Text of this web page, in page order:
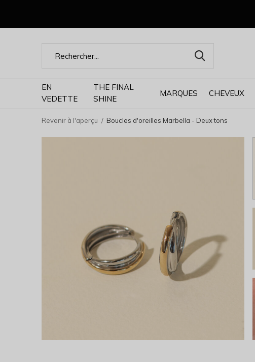
EN
VEDETTE
THE FINAL
SHINE
MARQUES CHEVEUX
Revenir à l'aperçu Boucles d'oreilles Marbella - Deux tons